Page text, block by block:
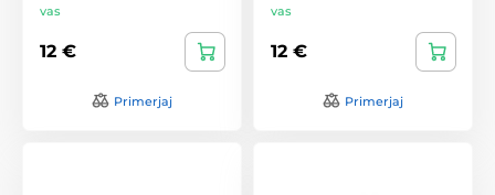
vas
12 €
Primerjaj
vas
12 €
Primerjaj